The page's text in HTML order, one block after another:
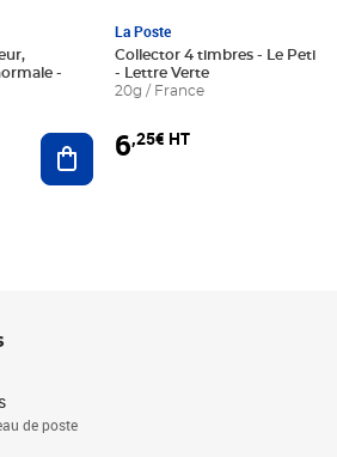
Ajouter au panier
La Poste
Collector 4 timbres - Le Petit
- Lettre Verte
20g / France
6,25€ HT
de poste